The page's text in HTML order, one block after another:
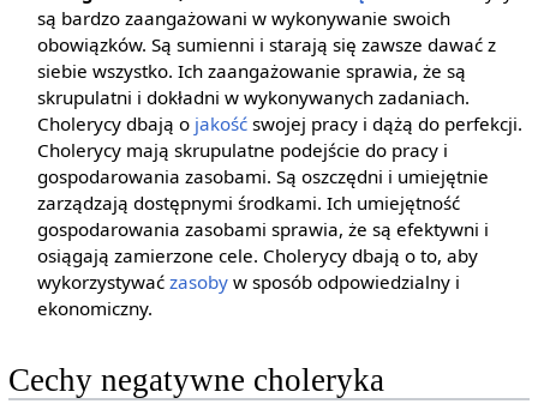
są bardzo zaangażowani w wykonywanie swoich
obowiązków. Są sumienni i starają się zawsze dawać z
siebie wszystko. Ich zaangażowanie sprawia, że są
skrupulatni i dokładni w wykonywanych zadaniach.
Cholerycy dbają o jakość swojej pracy i dążą do perfekcji.
Cholerycy mają skrupulatne podejście do pracy i
gospodarowania zasobami. Są oszczędni i umiejętnie
zarządzają dostępnymi środkami. Ich umiejętność
gospodarowania zasobami sprawia, że są efektywni i
osiągają zamierzone cele. Cholerycy dbają o to, aby
wykorzystywaćzasoby w sposób odpowiedzialny i
ekonomiczny.
Cechy negatywne choleryka